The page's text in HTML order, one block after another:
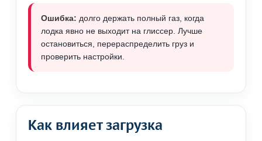
Ошибка: долго держать полный газ, когда
лодка явно не выходит на глиссер. Лучше
остановиться, перераспределить груз и
проверить настройки.
Как влияет загрузка